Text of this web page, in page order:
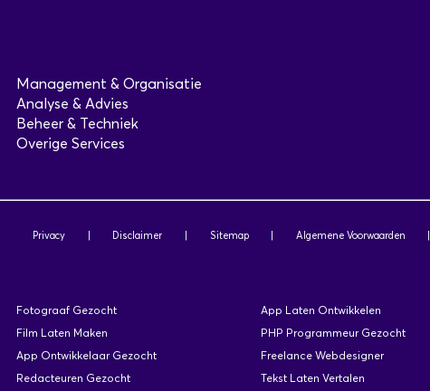
Management & Organisatie
Analyse & Advies
Beheer & Techniek
Overige Services
Privacy | Disclaimer | Sitemap | Algemene Voorwaarden |
Fotograaf Gezocht App Laten Ontwikkelen
Film Laten Maken PHP Programmeur Gezocht
App Ontwikkelaar Gezocht Freelance Webdesigner
Redacteuren Gezocht Tekst Laten Vertalen